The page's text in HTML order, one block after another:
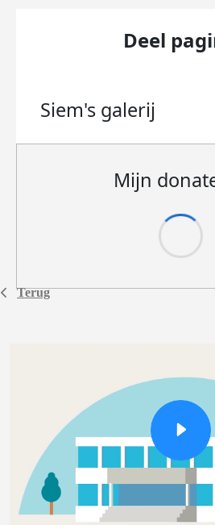
Terug
Deel
Siem's galerij
Mijn